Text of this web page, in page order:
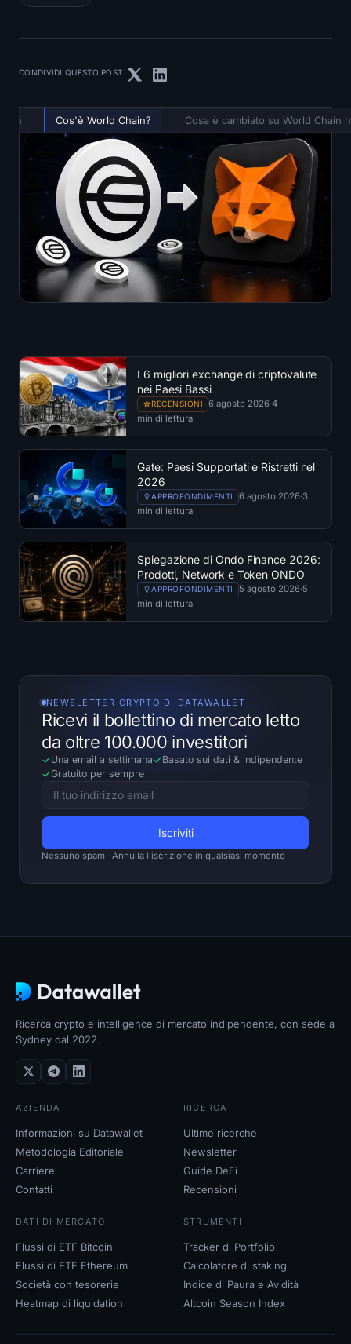
CONDIVIDI QUESTO POST
Cos'è World Chain? Cosa è cambiato su World Chain
I 6 migliori exchange di criptovalute
nei Paesi Bassi
RECENSIONI 6 agosto 2026·4
min di lettura
Gate: Paesi Supportati e Ristretti nel
2026
APPROFONDIMENTI 6 agosto 2026·3
min di lettura
Spiegazione di Ondo Finance 2026:
Prodotti, Network e Token ONDO
APPROFONDIMENTI 5 agosto 2026·5
min di lettura
NEWSLETTER CRYPTO DI DATAWALLET
Ricevi il bollettino di mercato letto
da oltre 100.000 investitori
Una email a settimana Basato sui dati & indipendente
Gratuito per sempre
Nessuno spam · Annulla l'iscrizione in qualsiasi momento
Ricerca crypto e intelligence di mercato indipendente, con sede a
Sydney dal 2022.
AZIENDA
Informazioni su Datawallet
Metodologia Editoriale
Carriere
Contatti
RICERCA
Ultime ricerche
Newsletter
Guide DeFi
Recensioni
DATI DI MERCATO
Flussi di ETF Bitcoin
Flussi di ETF Ethereum
Società con tesorerie
Heatmap di liquidation
STRUMENTI
Tracker di Portfolio
Calcolatore di staking
Indice di Paura e Avidità
Altcoin Season Index